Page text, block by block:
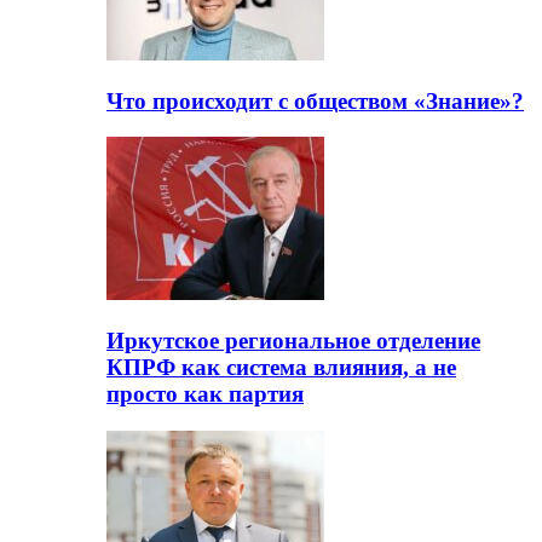
Что происходит с обществом «Знание»?
Иркутское региональное отделение
КПРФ как система влияния, а не
просто как партия